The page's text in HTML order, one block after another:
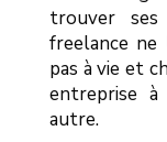
trouver
freelance
pas à vie et
entreprise
autre.